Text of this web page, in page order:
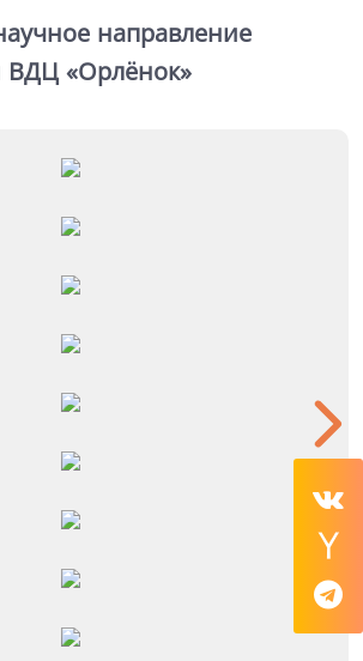
направление
ВДЦ «Орлёнок»